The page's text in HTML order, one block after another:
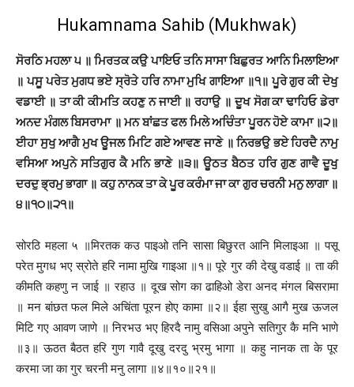
Hukamnama Sahib (Mukhwak)
ਸੋਰਠਿ ਮਹਲਾ ੫ ॥ ਮਿਰਤਕ ਕਉ ਪਾਇਓ ਤਨਿ ਸਾਸਾ ਬਿਛੁਰਤ ਆਨਿ ਮਿਲਾਇਆ
॥ ਪਸੂ ਪਰੇਤ ਮੁਗਧ ਭਏ ਸ੍ਰੋਤੇ ਹਰਿ ਨਾਮਾ ਮੁਖਿ ਗਾਇਆ ॥੧॥ ਪੂਰੇ ਗੁਰ ਕੀ ਦੇਖੁ
ਵਡਾਈ ॥ ਤਾ ਕੀ ਕੀਮਤਿ ਕਹਣੁ ਨ ਜਾਈ ॥ ਰਹਾਉ ॥ ਦੂਖ ਸੋਗ ਕਾ ਢਾਹਿਓ ਡੇਰਾ
ਅਨਦ ਮੰਗਲ ਬਿਸਰਾਮਾ ॥ ਮਨ ਬਾਂਛਤ ਫਲ ਮਿਲੇ ਅਚਿੰਤਾ ਪੂਰਨ ਹੋਏ ਕਾਮਾ ॥੨॥
ਈਹਾ ਸੁਖੁ ਆਗੈ ਮੁਖ ਊਜਲ ਮਿਟਿ ਗਏ ਆਵਣ ਜਾਣੇ ॥ ਨਿਰਭਉ ਭਏ ਹਿਰਦੈ ਨਾਮੁ
ਵਸਿਆ ਅਪੁਨੇ ਸਤਿਗੁਰ ਕੈ ਮਨਿ ਭਾਣੇ ॥੩॥ ਊਠਤ ਬੈਠਤ ਹਰਿ ਗੁਣ ਗਾਵੈ ਦੂਖੁ
ਦਰਦੁ ਭ੍ਰਮੁ ਭਾਗਾ ॥ ਕਹੁ ਨਾਨਕ ਤਾ ਕੇ ਪੂਰ ਕਰੰਮਾ ਜਾ ਕਾ ਗੁਰ ਚਰਨੀ ਮਨੁ ਲਾਗਾ ॥
੪॥੧੦॥੨੧॥
सोरठि महला ५ ॥मिरतक कउ पाइओ तनि सासा बिछुरत आनि मिलाइआ ॥ पसू
परेत मुगध भए स्रोते हरि नामा मुखि गाइआ ॥१॥ पूरे गुर की देखु वडाई ॥ ता की
कीमति कहणु न जाई ॥ रहाउ ॥ दूख सोग का ढाहिओ डेरा अनद मंगल बिसरामा
॥ मन बांछत फल मिले अचिंता पूरन होए कामा ॥२॥ ईहा सुखु आगै मुख ऊजल
मिटि गए आवण जाणे ॥ निरभउ भए हिरदै नामु वसिआ अपुने सतिगुर कै मनि भाणे
॥३॥ ऊठत बैठत हरि गुण गावै दूखु दरदु भ्रमु भागा ॥ कहु नानक ता के पूर
करमा जा का गुर चरनी मनु लागा ॥४॥१०॥२१॥